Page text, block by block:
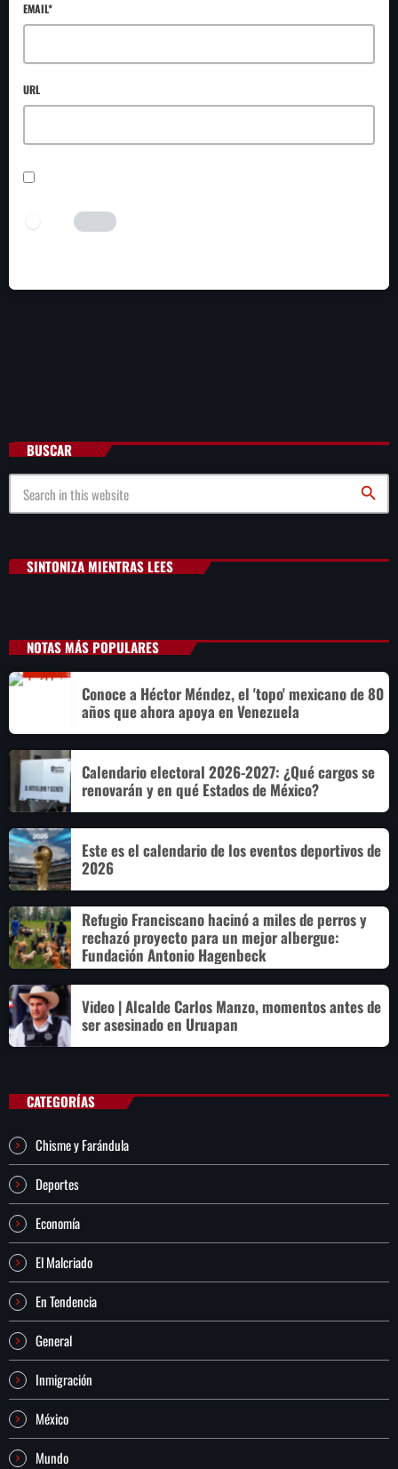
EMAIL*
URL
I AM HUMAN
BUSCAR
search
SINTONIZA MIENTRAS LEES
NOTAS MÁS POPULARES
Conoce a Héctor Méndez, el 'topo' mexicano de 80
años que ahora apoya en Venezuela
Calendario electoral 2026-2027: ¿Qué cargos se
renovarán y en qué Estados de México?
Este es el calendario de los eventos deportivos de
2026
Refugio Franciscano hacinó a miles de perros y
rechazó proyecto para un mejor albergue:
Fundación Antonio Hagenbeck
Video | Alcalde Carlos Manzo, momentos antes de
ser asesinado en Uruapan
CATEGORÍAS
Chisme y Farándula
Deportes
Economía
El Malcriado
En Tendencia
General
Inmigración
México
Mundo